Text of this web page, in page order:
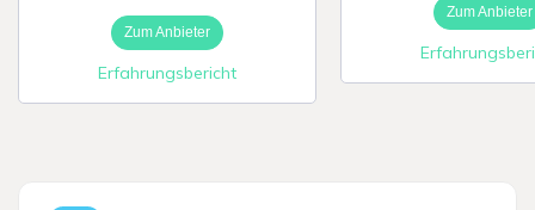
Digitale
Zum Anbieter
Erfahrungsbericht
Zum Anbieter